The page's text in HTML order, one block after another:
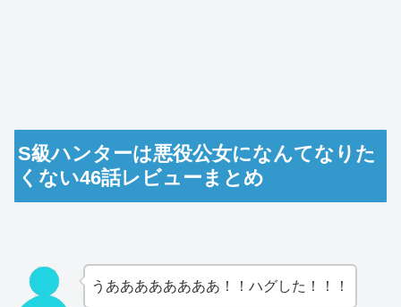
S級ハンターは悪役公女になんてなりた
くない46話レビューまとめ
うああああああああ！！ハグした！！！